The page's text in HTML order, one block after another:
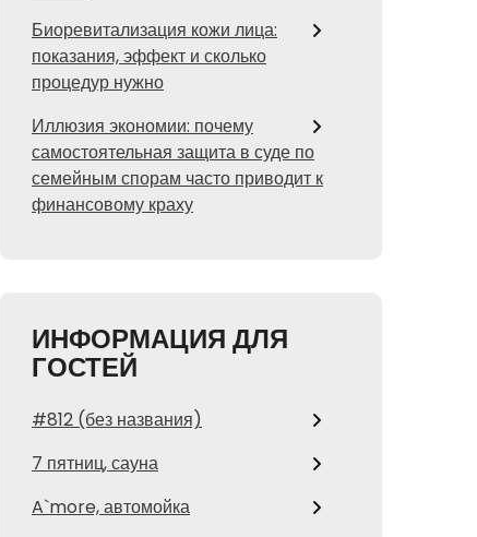
Биоревитализация кожи лица:
показания, эффект и сколько
процедур нужно
Иллюзия экономии: почему
самостоятельная защита в суде по
семейным спорам часто приводит к
финансовому краху
ИНФОРМАЦИЯ ДЛЯ
ГОСТЕЙ
#812 (без названия)
7 пятниц, сауна
A`more, автомойка